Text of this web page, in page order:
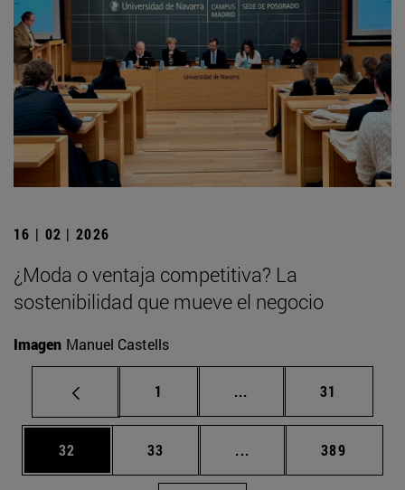
16 | 02 | 2026
¿Moda o ventaja competitiva? La
sostenibilidad que mueve el negocio
Imagen Manuel Castells
Página
1 ... Páginas intermedias
Página
31
Página
32 Página
33 ... Páginas intermedias
Página
389